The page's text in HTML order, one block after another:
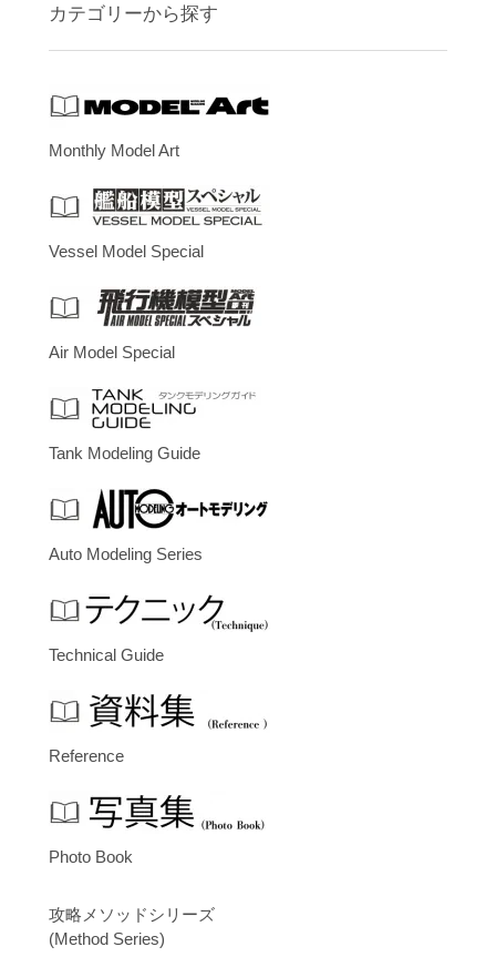
カテゴリーから探す
Monthly Model Art
Vessel Model Special
Air Model Special
Tank Modeling Guide
Auto Modeling Series
Technical Guide
Reference
Photo Book
攻略メソッドシリーズ
(Method Series)